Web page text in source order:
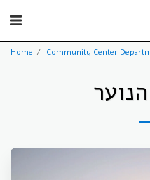
Home Community Center